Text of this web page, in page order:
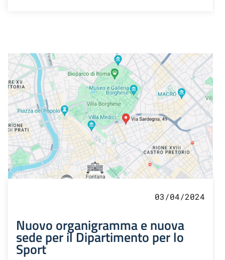
03/04/2024
Nuovo organigramma e nuova
sede per il Dipartimento per lo
Sport